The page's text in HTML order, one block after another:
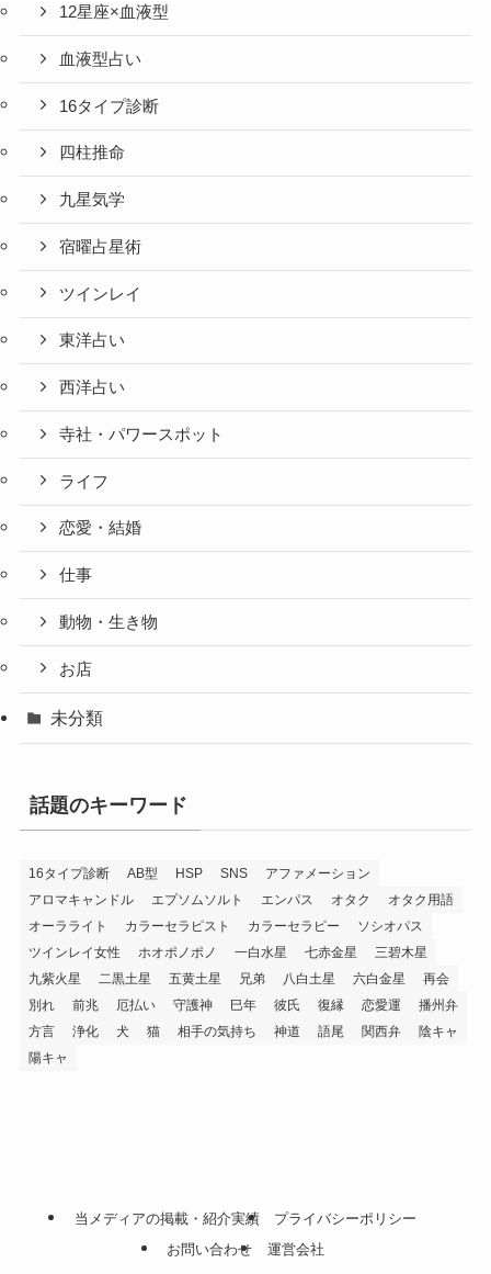
12星座×血液型
血液型占い
16タイプ診断
四柱推命
九星気学
宿曜占星術
ツインレイ
東洋占い
西洋占い
寺社・パワースポット
ライフ
恋愛・結婚
仕事
動物・生き物
お店
未分類
話題のキーワード
16タイプ診断 AB型 HSP SNS
アファメーション
アロマキャンドル
エプソムソルト エンパス オタク
オタク用語
オーラライト
カラーセラピスト カラーセラピー
ソシオパス
ツインレイ女性
ホオポノポノ 一白水星 七赤金星
三碧木星
九紫火星
二黒土星 五黄土星 兄弟 八白土星 六白金星
再会
別れ
前兆 厄払い 守護神 巳年 彼氏 復縁 恋愛運
播州弁
方言
浄化 犬 猫 相手の気持ち 神道 語尾 関西弁
陰キャ
陽キャ
当メディアの掲載・紹介実績
プライバシーポリシー
お問い合わせ
運営会社